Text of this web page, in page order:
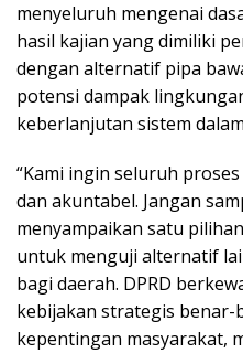
menyeluruh mengenai
hasil kajian yang dimiliki
dengan alternatif pipa
potensi dampak
keberlanjutan sistem
“Kami ingin seluruh
dan akuntabel. Jangan
menyampaikan satu
untuk menguji alternatif
bagi daerah. DPRD
kebijakan strategis benar-
kepentingan masyarakat,